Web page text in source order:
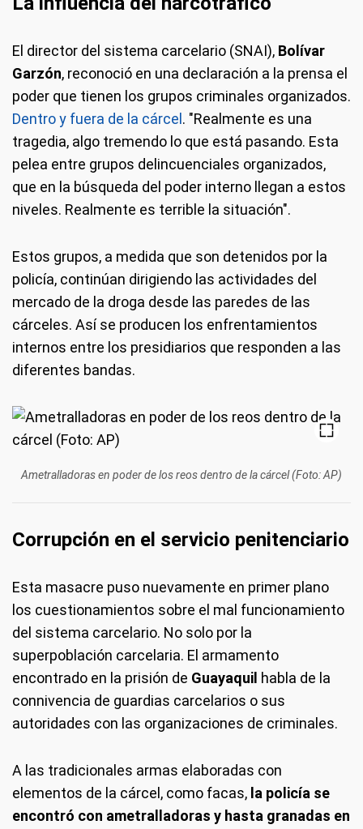
El director del sistema carcelario (SNAI), Bolívar
Garzón, reconoció en una declaración a la prensa el
poder que tienen los grupos criminales organizados.
Dentro y fuera de la cárcel . "Realmente es una
tragedia, algo tremendo lo que está pasando. Esta
pelea entre grupos delincuenciales organizados,
que en la búsqueda del poder interno llegan a estos
niveles. Realmente es terrible la situación".
Estos grupos, a medida que son detenidos por la
policía, continúan dirigiendo las actividades del
mercado de la droga desde las paredes de las
cárceles. Así se producen los enfrentamientos
internos entre los presidiarios que responden a las
diferentes bandas.
Ametralladoras en poder de los reos dentro de la cárcel (Foto: AP)
Corrupción en el servicio penitenciario
Esta masacre puso nuevamente en primer plano
los cuestionamientos sobre el mal funcionamiento
del sistema carcelario. No solo por la
superpoblación carcelaria. El armamento
encontrado en la prisión de Guayaquil habla de la
connivencia de guardias carcelarios o sus
autoridades con las organizaciones de criminales.
A las tradicionales armas elaboradas con
elementos de la cárcel, como facas, la policía se
encontró con ametralladoras y hasta granadas en